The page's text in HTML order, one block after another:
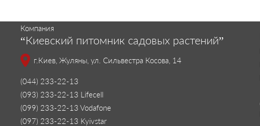
Компания
“Киевский питомник садовых растений”
г.Киев, Жуляны, ул. Сильвестра Косова, 14
(044) 233-22-13
(093) 233-22-13 Lifecell
(099) 233-22-13 Vodafone
(097) 233-22-13 Kyivstar